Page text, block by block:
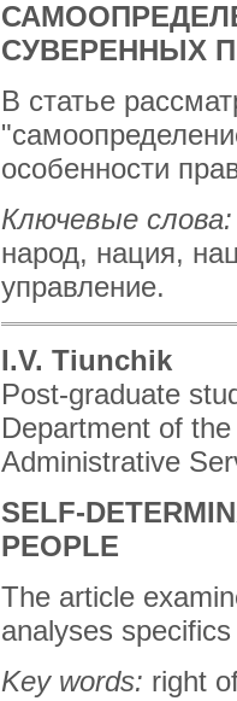
СУВЕРЕННЫХ
В статье
особенности
Ключевые слова:
народ, нация,
управление.
I.V. Tiunchik
Post-graduate
Department of
Administrative
SELF-
PEOPLE
The article
analyses
Key words: right